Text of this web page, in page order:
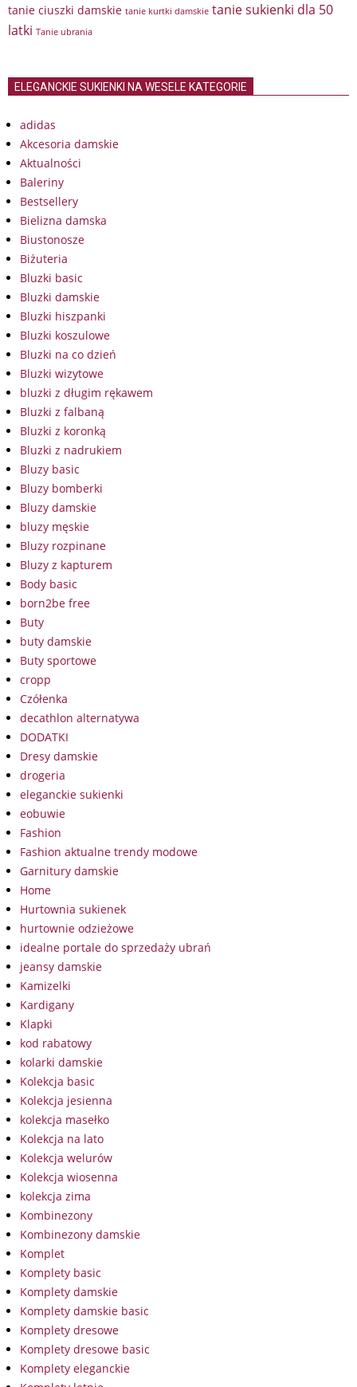
tanie ciuszki damskie tanie kurtki damskie tanie sukienki dla 50
latki Tanie ubrania
ELEGANCKIE SUKIENKI NA WESELE KATEGORIE
adidas
Akcesoria damskie
Aktualności
Baleriny
Bestsellery
Bielizna damska
Biustonosze
Biżuteria
Bluzki basic
Bluzki damskie
Bluzki hiszpanki
Bluzki koszulowe
Bluzki na co dzień
Bluzki wizytowe
bluzki z długim rękawem
Bluzki z falbaną
Bluzki z koronką
Bluzki z nadrukiem
Bluzy basic
Bluzy bomberki
Bluzy damskie
bluzy męskie
Bluzy rozpinane
Bluzy z kapturem
Body basic
born2be free
Buty
buty damskie
Buty sportowe
cropp
Czółenka
decathlon alternatywa
DODATKI
Dresy damskie
drogeria
eleganckie sukienki
eobuwie
Fashion
Fashion aktualne trendy modowe
Garnitury damskie
Home
Hurtownia sukienek
hurtownie odzieżowe
idealne portale do sprzedaży ubrań
jeansy damskie
Kamizelki
Kardigany
Klapki
kod rabatowy
kolarki damskie
Kolekcja basic
Kolekcja jesienna
kolekcja masełko
Kolekcja na lato
Kolekcja welurów
Kolekcja wiosenna
kolekcja zima
Kombinezony
Kombinezony damskie
Komplet
Komplety basic
Komplety damskie
Komplety damskie basic
Komplety dresowe
Komplety dresowe basic
Komplety eleganckie